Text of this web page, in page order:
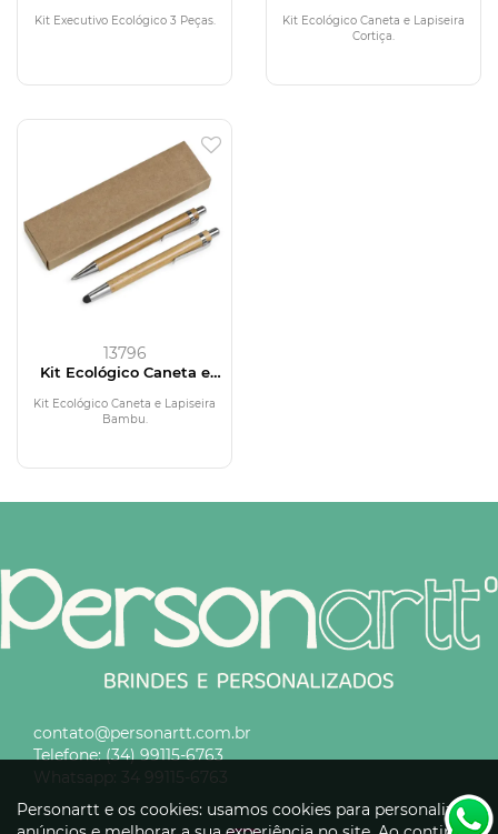
Kit Executivo Ecológico 3 Peças.
Kit Ecológico Caneta e Lapiseira
Cortiça.
13796
Kit Ecológico Caneta e
Kit Ecológico Caneta e Lapiseira
Bambu.
contato@personartt.com.br
Telefone:(34) 99115-6763
Whatsapp:
34 99115-6763
Personartt e os cookies: usamos cookies para personalizar